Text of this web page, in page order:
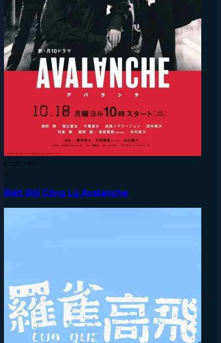
Lượt xem:
5
Biệt Đội Công Lý Avalanche